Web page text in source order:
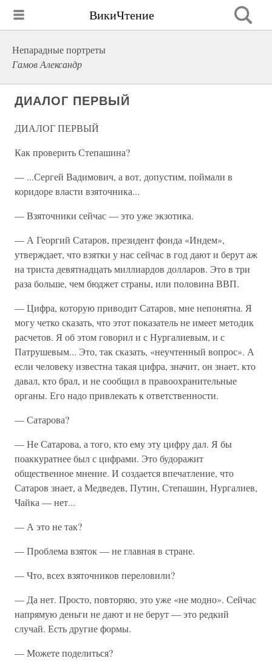
ВикиЧтение
Непарадные портреты
Гамов Александр
ДИАЛОГ ПЕРВЫЙ
ДИАЛОГ ПЕРВЫЙ
Как проверить Степашина?
— ...Сергей Вадимович, а вот, допустим, поймали в
коридоре власти взяточника...
— Взяточники сейчас — это уже экзотика.
— А Георгий Сатаров, президент фонда «Индем»,
утверждает, что взятки у нас сейчас в год дают и берут аж
на триста девятнадцать миллиардов долларов. Это в три
раза больше, чем бюджет страны, или половина ВВП.
— Цифра, которую приводит Сатаров, мне непонятна. Я
могу четко сказать, что этот показатель не имеет методик
расчетов. Я об этом говорил и с Нургалиевым, и с
Патрушевым... Это, так сказать, «неучтенный вопрос». А
если человеку известна такая цифра, значит, он знает, кто
давал, кто брал, и не сообщил в правоохранительные
органы. Его надо привлекать к ответственности.
— Сатарова?
— Не Сатарова, а того, кто ему эту цифру дал. Я бы
поаккуратнее был с цифрами. Это будоражит
общественное мнение. И создается впечатление, что
Сатаров знает, а Медведев, Путин, Степашин, Нургалиев,
Чайка — нет...
— А это не так?
— Проблема взяток — не главная в стране.
— Что, всех взяточников переловили?
— Да нет. Просто, повторяю, это уже «не модно». Сейчас
напрямую деньги не дают и не берут — это редкий
случай. Есть другие формы.
— Можете поделиться?